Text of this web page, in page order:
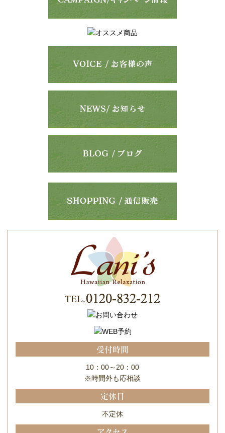
受付時間
10：00～20：00
※時間外も応相談
定休日
不定休